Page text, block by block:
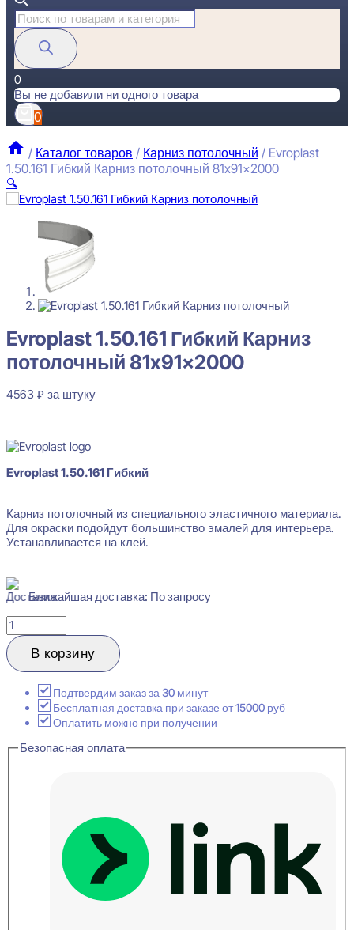
Поиск
товаров
0
Вы не добавили ни одного товара
0
/ Каталог товаров / Карниз потолочный / Evroplast
1.50.161 Гибкий Карниз потолочный 81x91x2000
🔍
Evroplast 1.50.161 Гибкий Карниз потолочный 81x91x2000
₽ за штуку
Перейти в избранное Закрыть
Evroplast 1.50.161 Гибкий Карниз
потолочный 81x91x2000
4563 ₽ за штуку
Evroplast 1.50.161 Гибкий
Карниз потолочный из специального эластичного материала.
Для окраски подойдут большинство эмалей для интерьера.
Устанавливается на клей.
Ближайшая доставка: По запросу
Количество
товара
Evroplast
1.50.161
Карниз
потолочный
81x91x2000
В корзину
Подтвердим заказ за 30 минут
Бесплатная доставка при заказе от 15000 руб
Оплатить можно при получении
Безопасная оплата